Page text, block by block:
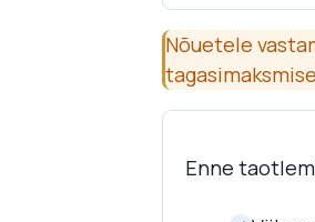
Nõuetele
Enne